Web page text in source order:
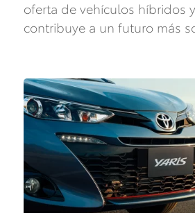
oferta de vehículos híbridos
contribuye a un futuro más